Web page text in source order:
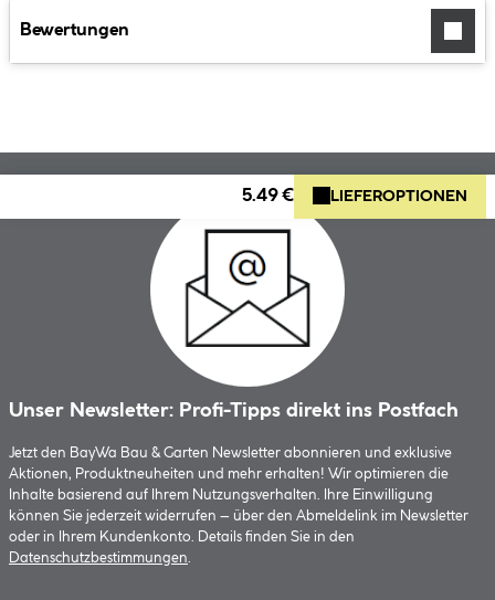
Bewertungen
5.49 € LIEFEROPTIONEN
Unser Newsletter: Profi-Tipps direkt ins Postfach
Jetzt den BayWa Bau & Garten Newsletter abonnieren und exklusive
Aktionen, Produktneuheiten und mehr erhalten! Wir optimieren die
Inhalte basierend auf Ihrem Nutzungsverhalten. Ihre Einwilligung
können Sie jederzeit widerrufen – über den Abmeldelink im Newsletter
oder in Ihrem Kundenkonto. Details finden Sie in den
Datenschutzbestimmungen.